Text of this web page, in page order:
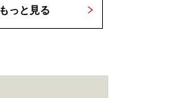
っと見る